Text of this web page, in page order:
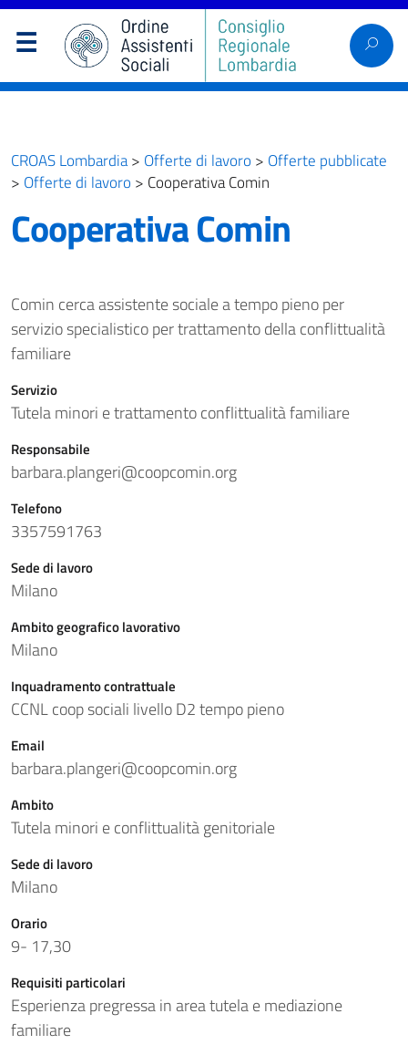
CROAS Lombardia> Offerte di lavoro > Offerte pubblicate
> Offerte di lavoro > Cooperativa Comin
Cooperativa Comin
Comin cerca assistente sociale a tempo pieno per
servizio specialistico per trattamento della conflittualità
familiare
Servizio
Tutela minori e trattamento conflittualità familiare
Responsabile
barbara.plangeri@coopcomin.org
Telefono
3357591763
Sede di lavoro
Milano
Ambito geografico lavorativo
Milano
Inquadramento contrattuale
CCNL coop sociali livello D2 tempo pieno
Email
barbara.plangeri@coopcomin.org
Ambito
Tutela minori e conflittualità genitoriale
Sede di lavoro
Milano
Orario
9- 17,30
Requisiti particolari
Esperienza pregressa in area tutela e mediazione
familiare